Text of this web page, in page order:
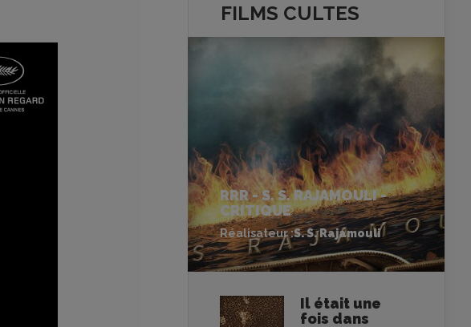
FILMS CULTES
RRR - S. S. RAJAMOULI -
CRITIQUE
Réalisateur :S. S. Rajamouli
Il était une
fois dans